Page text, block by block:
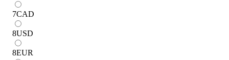
7CAD
8USD
8EUR